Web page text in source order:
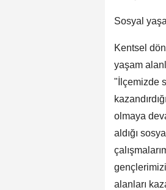
Sosyal
Kentsel
yaşam
"İlçemizde
olmaya
aldığı
alanları